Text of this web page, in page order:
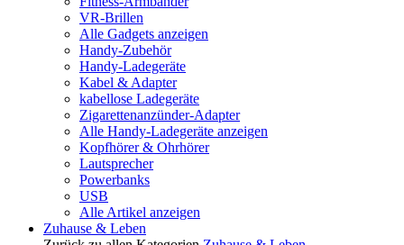
VR-Brillen
Alle Gadgets anzeigen
Handy-Zubehör
Handy-Ladegeräte
Kabel & Adapter
kabellose Ladegeräte
Zigarettenanzünder-Adapter
Alle Handy-Ladegeräte anzeigen
Kopfhörer & Ohrhörer
Lautsprecher
Powerbanks
USB
Alle Artikel anzeigen
Zuhause & Leben